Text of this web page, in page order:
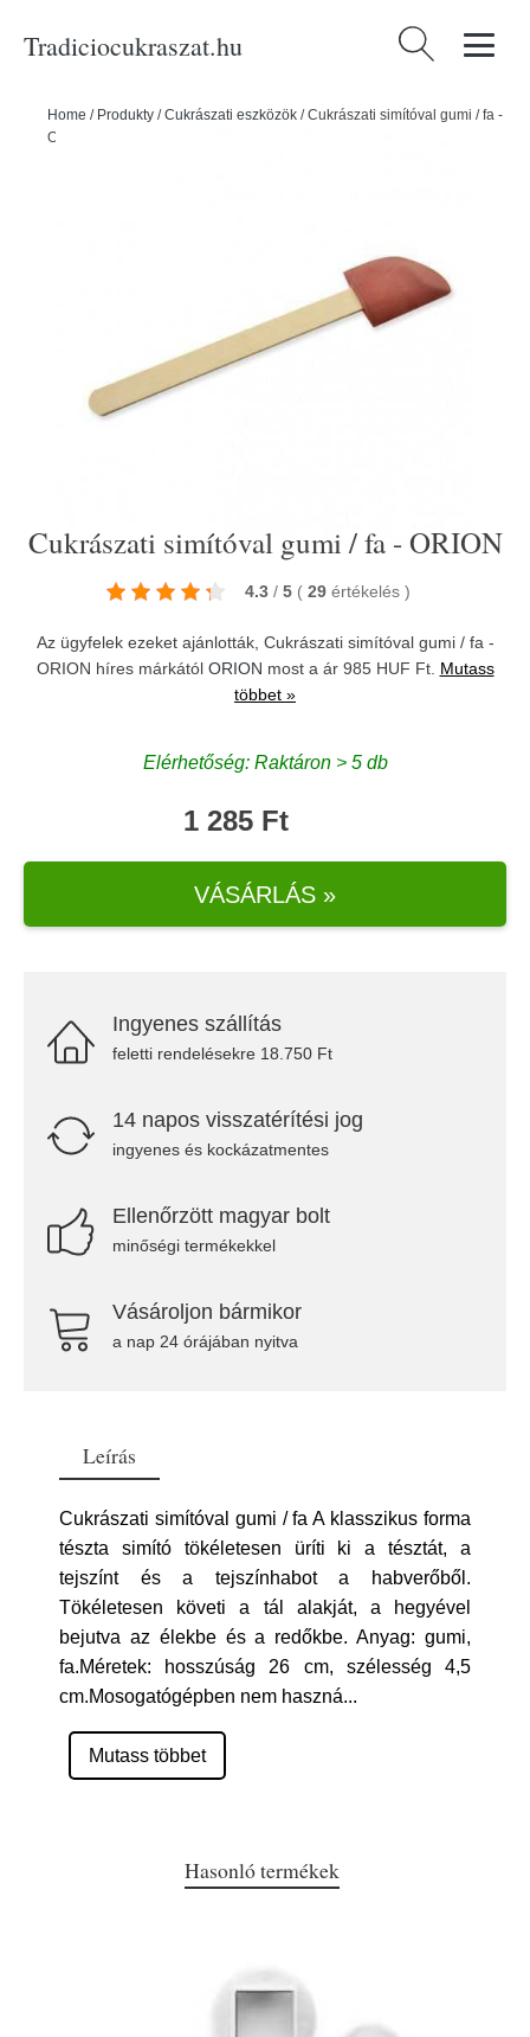
Tradiciocukraszat.hu Keresés:
Home / Produkty /Cukrászati eszközök /Cukrászati simítóval gumi / fa -
ORION
Cukrászati simítóval gumi / fa - ORION
4.3 / 5 ( 29 értékelés )
Az ügyfelek ezeket ajánlották, Cukrászati simítóval gumi / fa -
ORION híres márkától ORION most a ár 985 HUF Ft. Mutass
többet »
Elérhetőség: Raktáron > 5 db
1 285 Ft
VÁSÁRLÁS »
Ingyenes szállítás
feletti rendelésekre 18.750 Ft
14 napos visszatérítési jog
ingyenes és kockázatmentes
Ellenőrzött magyar bolt
minőségi termékekkel
Vásároljon bármikor
a nap 24 órájában nyitva
Leírás
Cukrászati simítóval gumi / fa A klasszikus forma
tészta simító tökéletesen üríti ki a tésztát, a
tejszínt és a tejszínhabot a habverőből.
Tökéletesen követi a tál alakját, a hegyével
bejutva az élekbe és a redőkbe. Anyag: gumi,
fa.Méretek: hosszúság 26 cm, szélesség 4,5
cm.Mosogatógépben nem haszná...
Mutass többet
Hasonló termékek